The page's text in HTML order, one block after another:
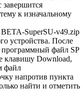
завершится
к изначальному
SuperSU-v49.zip
устройства. После
программный файл SP
клавишу Download,
файл
напротив пункта
найти и отметить